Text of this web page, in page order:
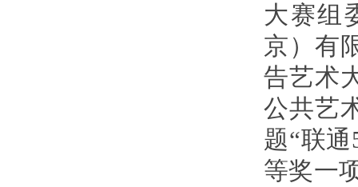
大赛组
京）有
告艺术
公共艺
题“联
等奖一